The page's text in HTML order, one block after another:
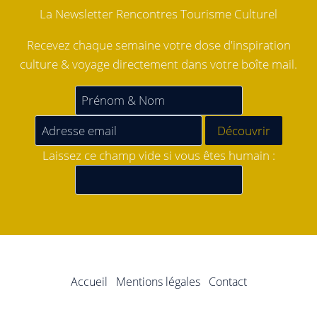
La Newsletter Rencontres Tourisme Culturel
Recevez chaque semaine votre dose d'inspiration
culture & voyage directement dans votre boîte mail.
Laissez ce champ vide si vous êtes humain :
Accueil Mentions légales Contact